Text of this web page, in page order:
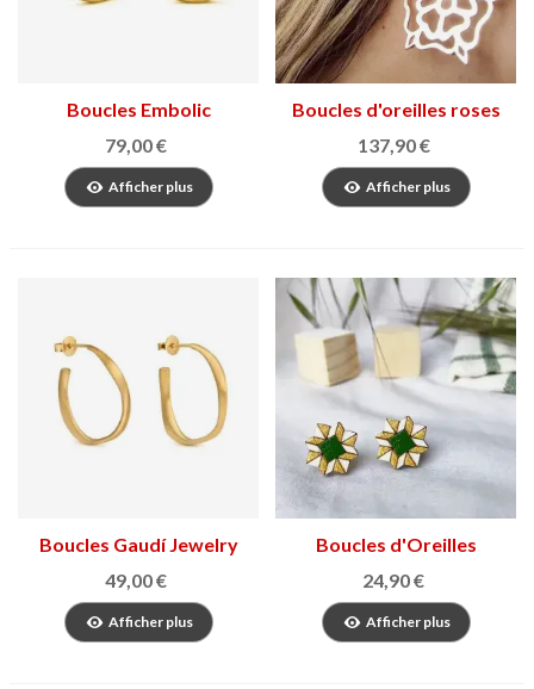
Boucles Embolic
79,00 €
Afficher plus
Boucles d'oreilles roses
de Reus
137,90 €
Afficher plus
Boucles Gaudí Jewelry
Casa Milà
49,00 €
Afficher plus
Boucles d'Oreilles
Hydraulique en bois
24,90 €
Afficher plus